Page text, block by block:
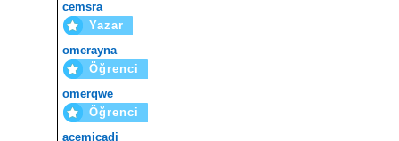
cemsra
Yazar
omerayna
Öğrenci
omerqwe
Öğrenci
acemicadi